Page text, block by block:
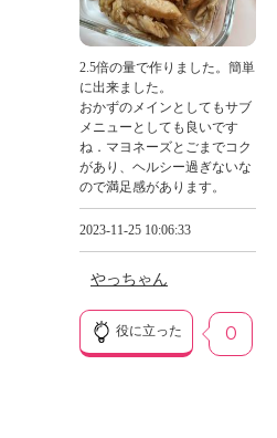
2.5倍の量で作りました。簡単
に出来ました。
おかずのメインとしてもサブ
メニューとしても良いです
ね．マヨネーズとごまでコク
があり、ヘルシー過ぎないな
ので満足感があります。
2023-11-25 10:06:33
やっちゃん
役に立った 0